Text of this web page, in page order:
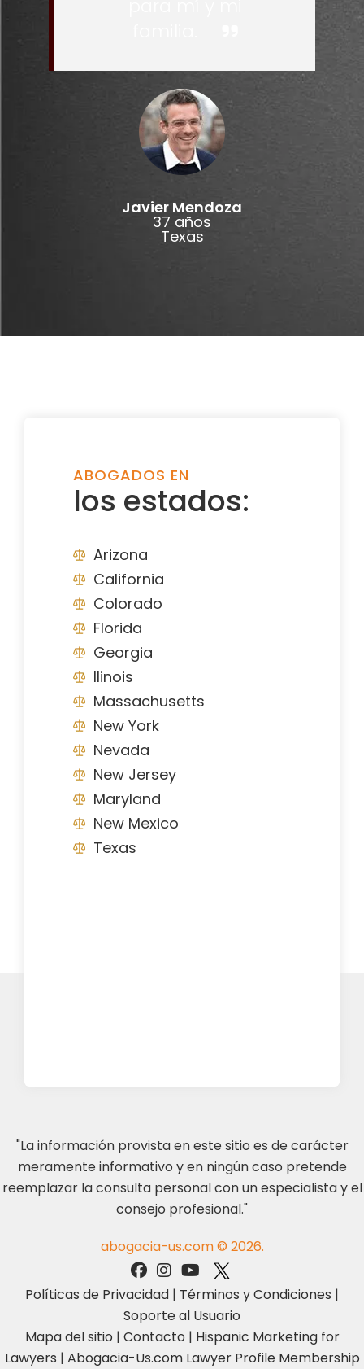
Javier Mendoza
37 años
Texas
ABOGADOS EN
los estados:
Arizona
California
Colorado
Florida
Georgia
Ilinois
Massachusetts
New York
Nevada
New Jersey
Maryland
New Mexico
Texas
"La información provista en este sitio es de carácter
meramente informativo y en ningún caso pretende
reemplazar la consulta personal con un especialista y el
consejo profesional."
abogacia-us.com © 2026.
Políticas de Privacidad | Términos y Condiciones |
Soporte al Usuario
Mapa del sitio | Contacto | Hispanic Marketing for
Lawyers | Abogacia-Us.com Lawyer Profile Membership